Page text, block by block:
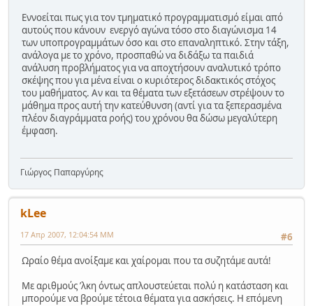
Εννοείται πως για τον τμηματικό προγραμματισμό είμαι από
αυτούς που κάνουν ενεργό αγώνα τόσο στο διαγώνισμα 14
των υποπρογραμμάτων όσο και στο επαναληπτικό. Στην τάξη,
ανάλογα με το χρόνο, προσπαθώ να διδάξω τα παιδιά
ανάλυση προβλήματος για να αποχτήσουν αναλυτικό τρόπο
σκέψης που για μένα είναι ο κυριότερος διδακτικός στόχος
του μαθήματος. Αν και τα θέματα των εξετάσεων στρέψουν το
μάθημα προς αυτή την κατεύθυνση (αντί για τα ξεπερασμένα
πλέον διαγράμματα ροής) του χρόνου θα δώσω μεγαλύτερη
έμφαση.
Γιώργος Παπαργύρης
kLee
#6
17 Απρ 2007, 12:04:54 ΜΜ
Ωραίο θέμα ανοίξαμε και χαίρομαι που τα συζητάμε αυτά!
Με αριθμούς ʼλκη όντως απλουστεύεται πολύ η κατάσταση και
μπορούμε να βρούμε τέτοια θέματα για ασκήσεις. Η επόμενη